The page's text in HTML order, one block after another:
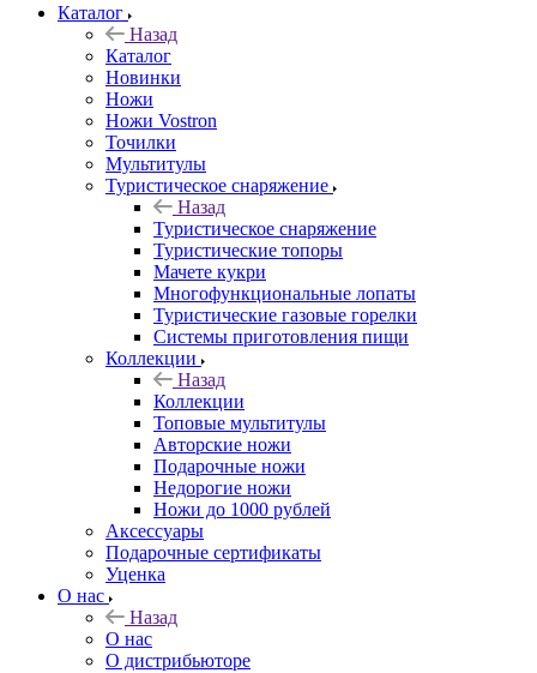
Каталог
Назад
Каталог
Новинки
Ножи
Ножи Vostron
Точилки
Мультитулы
Туристическое снаряжение
Назад
Туристическое снаряжение
Туристические топоры
Мачете кукри
Многофункциональные лопаты
Туристические газовые горелки
Системы приготовления пищи
Коллекции
Назад
Коллекции
Топовые мультитулы
Авторские ножи
Подарочные ножи
Недорогие ножи
Ножи до 1000 рублей
Аксессуары
Подарочные сертификаты
Уценка
О нас
Назад
О нас
О дистрибьюторе